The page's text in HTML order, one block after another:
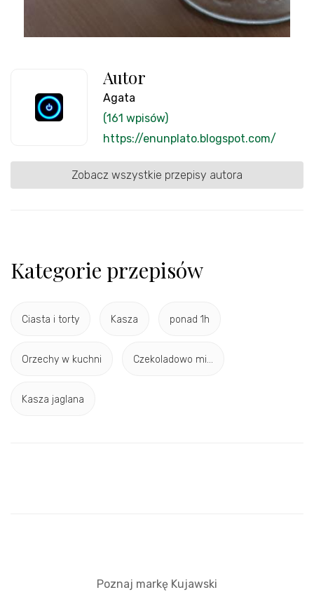
Autor
Agata
(161 wpisów)
https://enunplato.blogspot.com/
Zobacz wszystkie przepisy autora
Kategorie przepisów
Ciasta i torty Kasza ponad 1h
Orzechy w kuchni Czekoladowo mi...
Kasza jaglana
Poznaj markę Kujawski